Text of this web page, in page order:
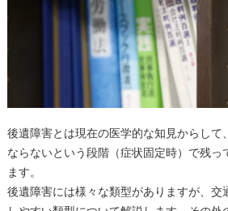
後遺障害とは現在の医学的な知見からして
ならないという段階（症状固定時）で残
ます。
後遺障害には様々な類型がありますが、